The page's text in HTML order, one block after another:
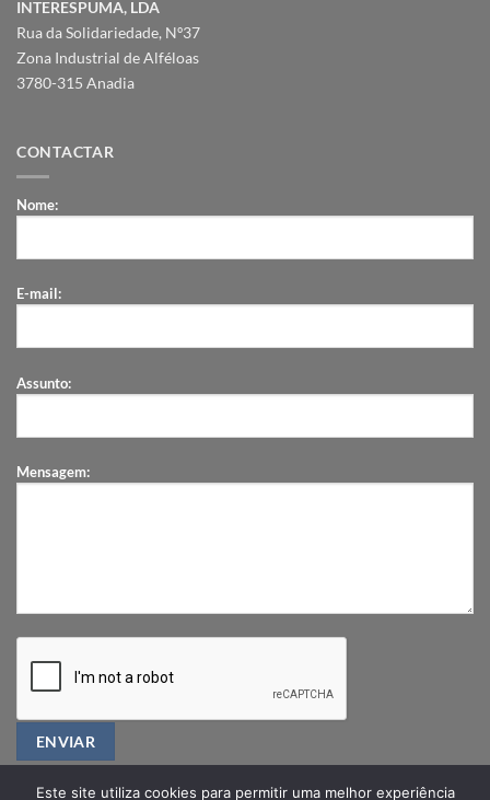
INTERESPUMA, LDA
Rua da Solidariedade, Nº37
Zona Industrial de Alféloas
3780-315 Anadia
CONTACTAR
Nome:
E-mail:
Assunto:
Mensagem:
Este site utiliza cookies para permitir uma melhor experiência